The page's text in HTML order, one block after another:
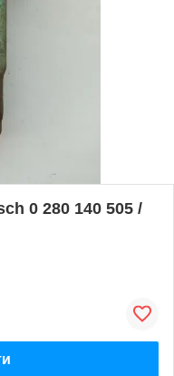
0 280 140 505 /